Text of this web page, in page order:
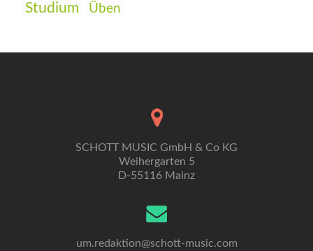
Studium Üben
SCHOTT MUSIC GmbH & Co KG
Weihergarten 5
D-55116 Mainz
um.redaktion@schott-music.com